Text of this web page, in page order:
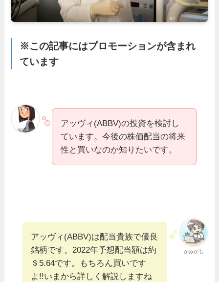
※この記事にはプロモーションが含まれ
ています
アッヴィ(ABBV)の投資を検討し
ています。今後の株価配当の将来
性と買いなのか知りたいです。
かみがも
アッヴィ(ABBV)は配当貴族で優良
銘柄です。2022年予想配当額は約
＄5.64です。もちろん買いです
よ!!いまから詳しく解説しますね